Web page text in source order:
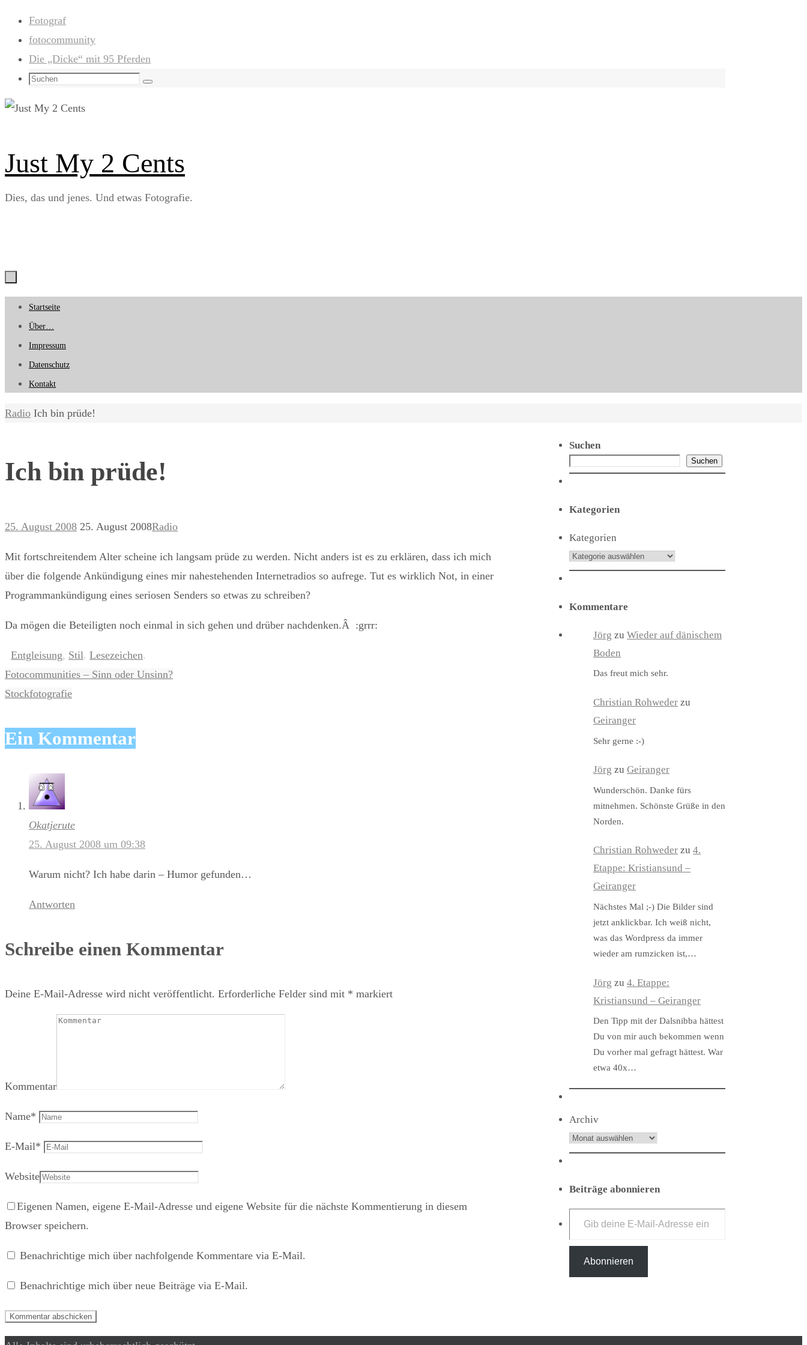
Zum
Inhalt
springen
Fotograf
fotocommunity
Die „Dicke“ mit 95 Pferden
Suchen
Suchen
Just My 2 Cents
Dies, das und jenes. Und etwas Fotografie.
Zum
Inhalt
springen
Startseite
Über…
Impressum
Datenschutz
Kontakt
Start
Radio Ich bin prüde!
Ich bin prüde!
25. August 2008 25. August 2008Radio
Mit fortschreitendem Alter scheine ich langsam prüde zu werden. Nicht anders ist es zu erklären, dass ich mich
über die folgende Ankündigung eines mir nahestehenden Internetradios so aufrege. Tut es wirklich Not, in einer
Programmankündigung eines seriosen Senders so etwas zu schreiben?
Da mögen die Beteiligten noch einmal in sich gehen und drüber nachdenken.Â :grrr:
Entgleisung, Stil. Lesezeichen.
Fotocommunities – Sinn oder Unsinn?
Stockfotografie
Ein Kommentar
Okatjerute
25. August 2008 um 09:38
Warum nicht? Ich habe darin – Humor gefunden…
Antworten
Schreibe einen Kommentar
Deine E-Mail-Adresse wird nicht veröffentlicht. Erforderliche Felder sind mit * markiert
Kommentar
Name*
E-Mail*
Website
Eigenen Namen, eigene E-Mail-Adresse und eigene Website für die nächste Kommentierung in diesem
Browser speichern.
Benachrichtige mich über nachfolgende Kommentare via E-Mail.
Benachrichtige mich über neue Beiträge via E-Mail.
Suchen
Suchen
Kategorien
Kategorien
Kommentare
Jörg zu Wieder auf dänischem
Boden
Das freut mich sehr.
Christian Rohweder zu
Geiranger
Sehr gerne :-)
Jörg zu Geiranger
Wunderschön. Danke fürs
mitnehmen. Schönste Grüße in den
Norden.
Christian Rohweder zu 4.
Etappe: Kristiansund –
Geiranger
Nächstes Mal ;-) Die Bilder sind
jetzt anklickbar. Ich weiß nicht,
was das Wordpress da immer
wieder am rumzicken ist,…
Jörg zu 4. Etappe:
Kristiansund – Geiranger
Den Tipp mit der Dalsnibba hättest
Du von mir auch bekommen wenn
Du vorher mal gefragt hättest. War
etwa 40x…
Archiv
Beiträge abonnieren
Gib deine E-Mail-Adresse ein ...
Abonnieren